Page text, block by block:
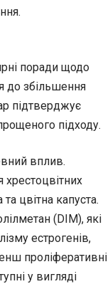
поради щодо
до збільшення
підтверджує
підходу.
вплив.
цвітна капуста.
(DIM), які
естрогенів,
проліферативні
у вигляді